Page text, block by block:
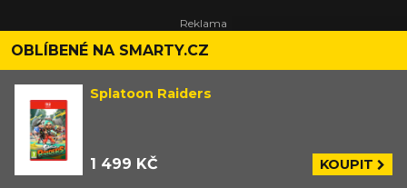
OBLÍBENÉ NA SMARTY.CZ
Splatoon Raiders
1 499 KČ KOUPIT